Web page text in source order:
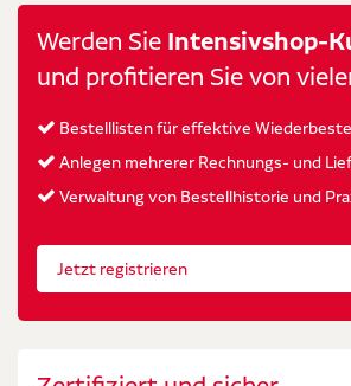
Werden Sie Intensivshop-
und profitieren Sie von
Bestelllisten für effektive
Anlegen mehrerer Rechnungs- und
Verwaltung von Bestellhistorie und
Jetzt registrieren